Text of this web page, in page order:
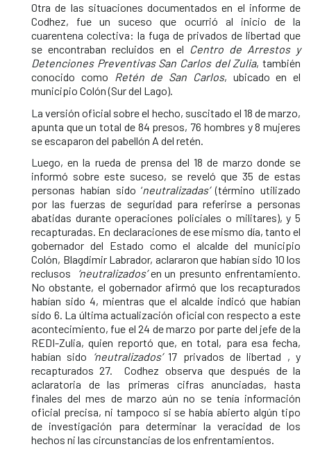
Otra de las situaciones documentados en el informe de
Codhez, fue un suceso que ocurrió al inicio de la
cuarentena colectiva: la fuga de privados de libertad que
se encontraban recluidos en el Centro de Arrestos y
Detenciones Preventivas San Carlos del Zulia, también
conocido como Retén de San Carlos, ubicado en el
municipio Colón (Sur del Lago).
La versión oficial sobre el hecho, suscitado el 18 de marzo,
apunta que un total de 84 presos, 76 hombres y 8 mujeres
se escaparon del pabellón A del retén.
Luego, en la rueda de prensa del 18 de marzo donde se
informó sobre este suceso, se reveló que 35 de estas
personas habían sido ‘neutralizadas’(término utilizado
por las fuerzas de seguridad para referirse a personas
abatidas durante operaciones policiales o militares), y 5
recapturadas. En declaraciones de ese mismo día, tanto el
gobernador del Estado como el alcalde del municipio
Colón, Blagdimir Labrador, aclararon que habían sido 10 los
reclusos
‘neutralizados’en un presunto enfrentamiento.
No obstante, el gobernador afirmó que los recapturados
habían sido 4, mientras que el alcalde indicó que habían
sido 6. La última actualización oficial con respecto a este
acontecimiento, fue el 24 de marzo por parte del jefe de la
REDI-Zulia, quien reportó que, en total, para esa fecha,
habían sido
‘neutralizados’17 privados de libertad , y
recapturados 27. Codhez observa que después de la
aclaratoria de las primeras cifras anunciadas, hasta
finales del mes de marzo aún no se tenía información
oficial precisa, ni tampoco si se había abierto algún tipo
de investigación para determinar la veracidad de los
hechos ni las circunstancias de los enfrentamientos.